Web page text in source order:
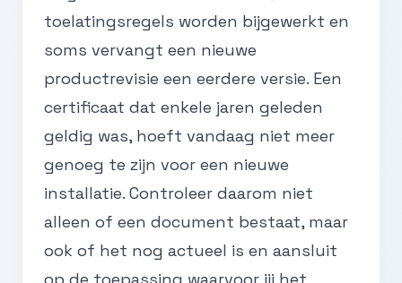
toelatingsregels worden bijgewerkt en
soms vervangt een nieuwe
productrevisie een eerdere versie. Een
certificaat dat enkele jaren geleden
geldig was, hoeft vandaag niet meer
genoeg te zijn voor een nieuwe
installatie. Controleer daarom niet
alleen of een document bestaat, maar
ook of het nog actueel is en aansluit